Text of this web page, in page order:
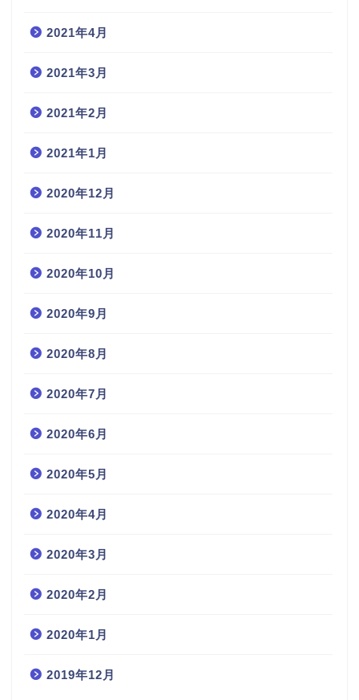
2021年4月
2021年3月
2021年2月
2021年1月
2020年12月
2020年11月
2020年10月
2020年9月
2020年8月
2020年7月
2020年6月
2020年5月
2020年4月
2020年3月
2020年2月
2020年1月
2019年12月